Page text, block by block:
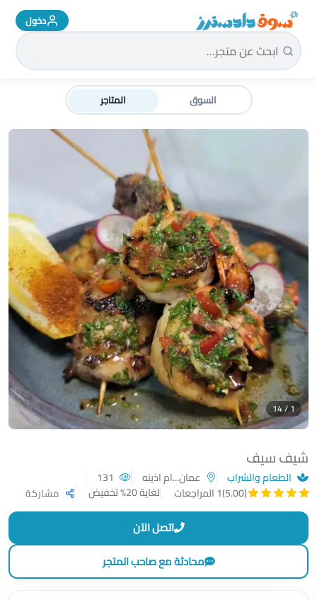
سوق دادسترز الرئيسية دخول
السوق المتاجر
شيف سيف
الطعام والشراب عمان...ام اذينه
(5.00)
1 المراجعات لغاية 20% تخفيض مشاركة
1 / 14
اتصل الآن
محادثة مع صاحب المتجر